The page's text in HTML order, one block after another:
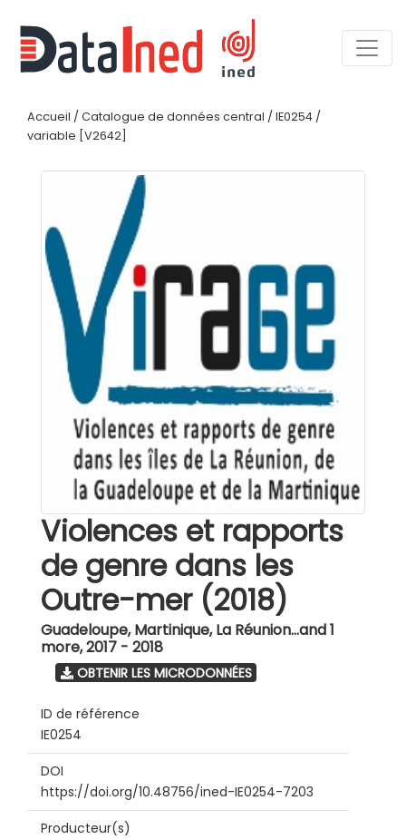
Accueil / Catalogue de données central / IE0254 /
variable [V2642]
Violences et rapports
de genre dans les
Outre-mer (2018)
Guadeloupe, Martinique, La Réunion...and 1
more,2017 - 2018
OBTENIR LES MICRODONNÉES
ID de référence
IE0254
DOI
https://doi.org/10.48756/ined-IE0254-7203
Producteur(s)